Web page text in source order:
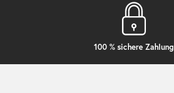
100 % sichere Zahlung